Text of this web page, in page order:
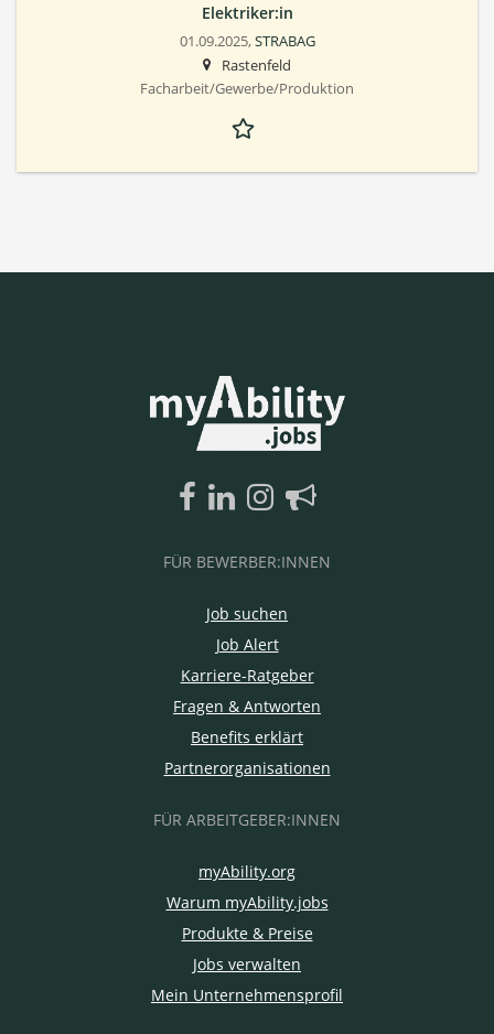
Elektriker:in
01.09.2025,STRABAG
Rastenfeld
Facharbeit/Gewerbe/Produktion
FÜR BEWERBER:INNEN
Job suchen
Job Alert
Karriere-Ratgeber
Fragen & Antworten
Benefits erklärt
Partnerorganisationen
FÜR ARBEITGEBER:INNEN
myAbility.org
Warum myAbility.jobs
Produkte & Preise
Jobs verwalten
Mein Unternehmensprofil